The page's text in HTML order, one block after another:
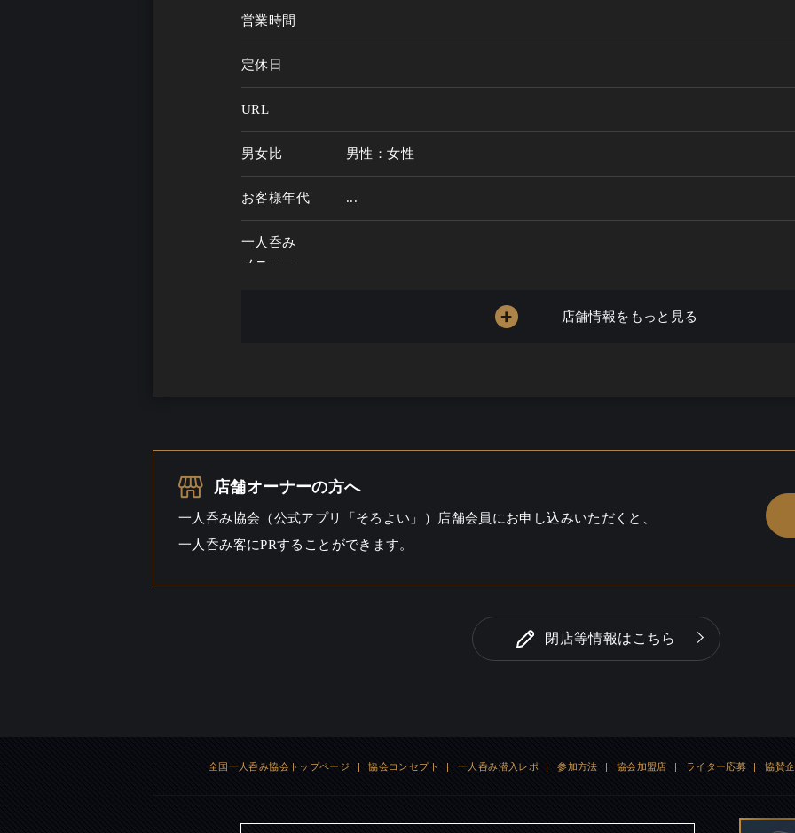
営業時間
定休日
URL
男女比 男性：女性
お客様年代 ...
一人呑み
メニュー
店舗情報をもっと見る
店舗オーナーの方へ
一人呑み協会（公式アプリ「そろよい」）店舗会員にお申し込みいただくと、
一人呑み客にPRすることができます。
閉店等情報はこちら
全国一人呑み協会トップページ | 協会コンセプト | 一人呑み潜入レポ | 参加方法 | 協会加盟店 | ライター応募 | 協賛